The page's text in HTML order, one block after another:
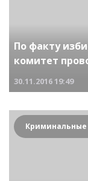
По факту
комитет
30.11.201619:49